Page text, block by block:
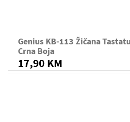
Genius KB-113 Žičana
Crna Boja
17,90 KM